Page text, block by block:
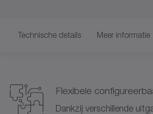
Technische details Meer informatie
Flexibele
Dankzij verschillende